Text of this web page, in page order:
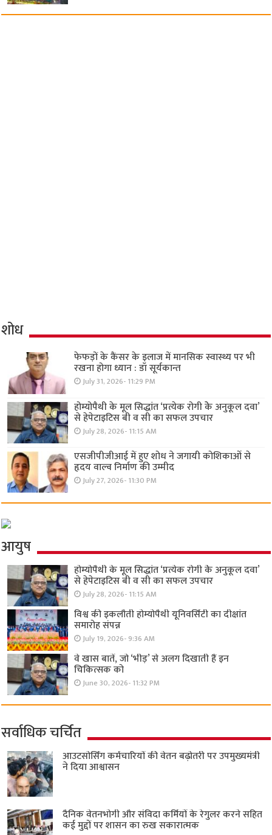
शोध
फेफड़ों के कैंसर के इलाज में मानसिक स्वास्थ्य पर भी
रखना होगा ध्यान : डॉ सूर्यकान्त
July 31, 2026- 11:29 PM
होम्योपैथी के मूल सिद्धांत ‘प्रत्येक रोगी केे अनुकूल दवा’
से हेपेटाइटिस बी व सी का सफल उपचार
July 28, 2026- 11:15 AM
एसजीपीजीआई में हुए शोध ने जगायी कोशिकाओं से
हृदय वाल्व निर्माण की उम्मीद
July 27, 2026- 11:30 PM
आयुष
होम्योपैथी के मूल सिद्धांत ‘प्रत्येक रोगी केे अनुकूल दवा’
से हेपेटाइटिस बी व सी का सफल उपचार
July 28, 2026- 11:15 AM
विश्व की इकलौती होम्योपैथी यूनिवर्सिटी का दीक्षांत
समारोह संपन्न
July 19, 2026- 9:36 AM
वे खास बातें, जो ‘भीड़’ से अलग दिखाती हैं इन
चिकित्सक को
June 30, 2026- 11:32 PM
सर्वाधिक चर्चित
आउटसोर्सिंग कर्मचारियों की वेतन बढ़ोतरी पर उपमुख्यमंत्री
ने दिया आश्वासन
दैनिक वेतनभोगी और संविदा कर्मियों के रेगुलर करने सहित
कई मुद्दों पर शासन का रुख सकारात्मक